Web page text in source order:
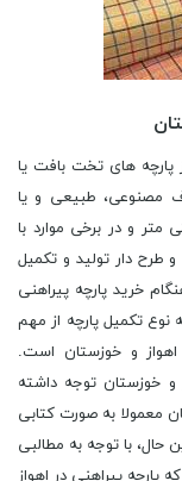
پارچه های تخت بافت یا
مصنوعی، طبیعی و یا
و در برخی موارد با
طرح دار تولید و تکمیل
خرید پارچه پیراهنی
تکمیل پارچه از مهم
و خوزستان است.
و خوزستان توجه داشته
معمولا به صورت کتابی
با توجه به مطالبی
پارچه پیراهنی در اهواز